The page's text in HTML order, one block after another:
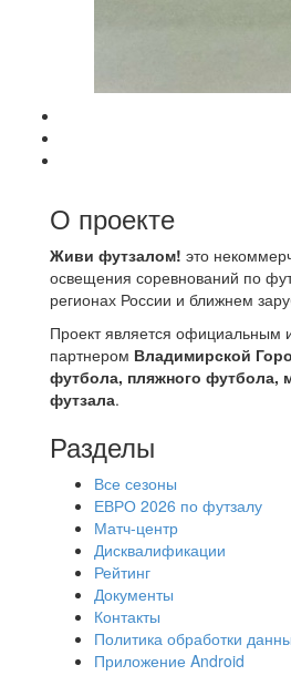
О проекте
Живи футзалом! это
освещения соревнований по
регионах России и ближнем
Проект является
партнером Владимирской
футбола, пляжного футбола,
футзала.
Разделы
Все сезоны
ЕВРО 2026 по футзалу
Матч-центр
Дисквалификации
Рейтинг
Документы
Контакты
Политика обработки
Приложение Android